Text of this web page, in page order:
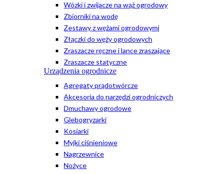
Wózki i zwijacze na wąż ogrodowy
Zbiorniki na wodę
Zestawy z wężami ogrodowymi
Złączki do węży ogrodowych
Zraszacze ręczne i lance zraszające
Zraszacze statyczne
Urządzenia ogrodnicze
Agregaty prądotwórcze
Akcesoria do narzędzi ogrodniczych
Dmuchawy ogrodowe
Glebogryzarki
Kosiarki
Myjki ciśnieniowe
Nagrzewnice
Nożyce